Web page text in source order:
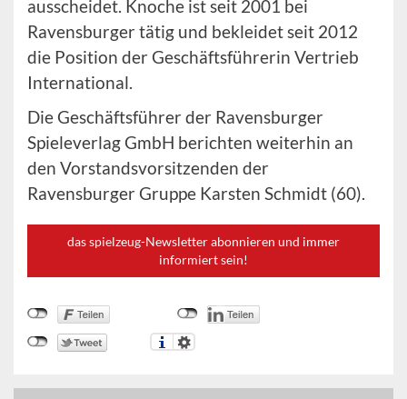
ausscheidet. Knoche ist seit 2001 bei
Ravensburger tätig und bekleidet seit 2012
die Position der Geschäftsführerin Vertrieb
International.
Die Geschäftsführer der Ravensburger
Spieleverlag GmbH berichten weiterhin an
den Vorstandsvorsitzenden der
Ravensburger Gruppe Karsten Schmidt (60).
das spielzeug-Newsletter abonnieren und immer
informiert sein!